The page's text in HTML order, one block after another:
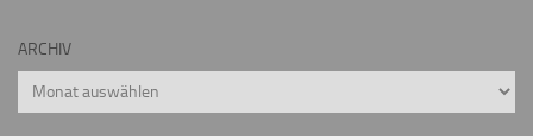
ARCHIV
Archiv